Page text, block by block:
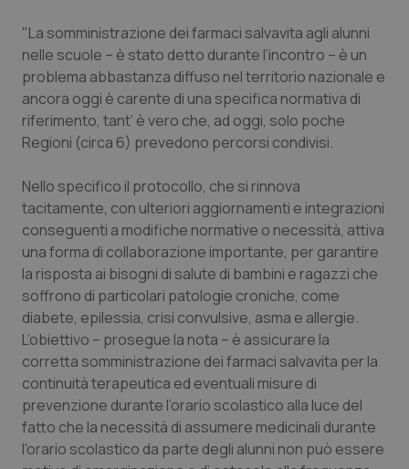
Rene & patologie urogenitali
Salute orale & impianti
Sangue & coagulazione
Tiroide
Tumore al seno
Tumore ovarico
Tumori del Polmone & Testa Collo
Tumori gastrointestinali
Ulcera & Reflusso
Vaccini
"La somministrazione dei farmaci salvavita agli alunni
nelle scuole – è stato detto durante l’incontro – è un
problema abbastanza diffuso nel territorio nazionale e
ancora oggi è carente di una specifica normativa di
riferimento, tant’ è vero che, ad oggi, solo poche
Regioni (circa 6) prevedono percorsi condivisi.
Nello specifico il protocollo, che si rinnova
tacitamente, con ulteriori aggiornamenti e integrazioni
conseguenti a modifiche normative o necessità, attiva
una forma di collaborazione importante, per garantire
la risposta ai bisogni di salute di bambini e ragazzi che
soffrono di particolari patologie croniche, come
diabete, epilessia, crisi convulsive, asma e allergie.
L’obiettivo – prosegue la nota – è assicurare la
corretta somministrazione dei farmaci salvavita per la
continuità terapeutica ed eventuali misure di
prevenzione durante l’orario scolastico alla luce del
fatto che la necessità di assumere medicinali durante
l'orario scolastico da parte degli alunni non può essere